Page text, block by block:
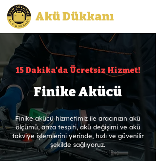
Akü Dükkanı
15 Dakika'da Ücretsiz Hizmet!
Finike Akücü
Finike akücü hizmetimiz ile aracınızın akü
ölçümü, arıza tespiti, akü değişimi ve akü
takviye işlemlerini yerinde, hızlı ve güvenilir
şekilde sağlıyoruz.